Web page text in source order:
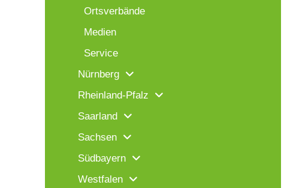
Ortsverbände
Medien
Service
Nürnberg
Rheinland-Pfalz
Saarland
Sachsen
Südbayern
Westfalen